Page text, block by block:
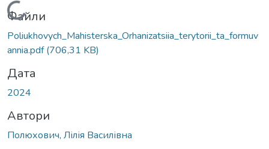
Вантажиться...
Файли
Poliukhovych_Mahisterska_Orhanizatsiia_terytorii_ta_formuv
annia.pdf(706,31 KB)
Дата
2024
Автори
Полюхович, Лілія Василівна